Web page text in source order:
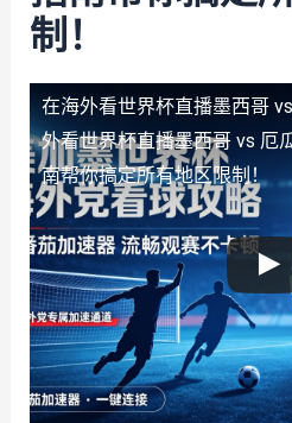
制！
在海外看世界杯直播墨西哥
外看世界杯直播墨西哥 vs 厄
南帮你搞定所有地区限制！